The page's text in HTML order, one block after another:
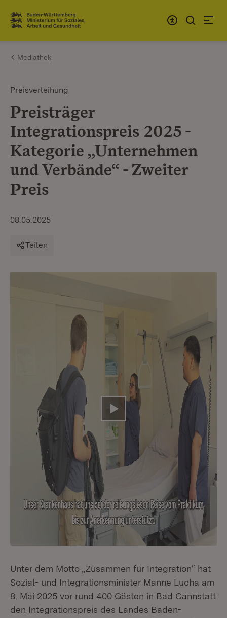
Zum Inhalt springen
Link zur Startseite
Mediathek
Preisverleihung
Preisträger
Integrationspreis 2025 -
Kategorie „Unternehmen
und Verbände“ - Zweiter
Preis
08.05.2025
Teilen
Video abspielen
Unter dem Motto „Zusammen für Integration“ hat
Sozial- und Integrationsminister Manne Lucha am
8. Mai 2025 vor rund 400 Gästen in Bad Cannstatt
den Integrationspreis des Landes Baden-